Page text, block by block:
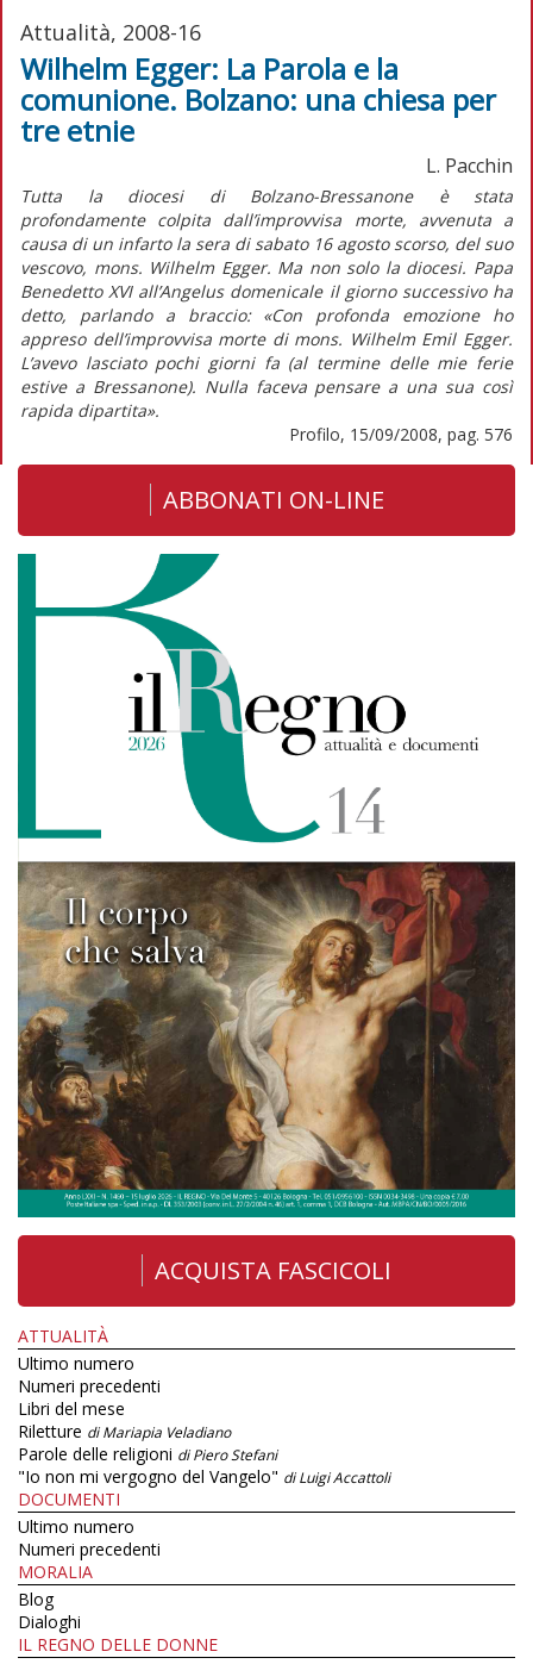
Attualità, 2008-16
Wilhelm Egger: La Parola e la
comunione. Bolzano: una chiesa per
tre etnie
L. Pacchin
Tutta la diocesi di Bolzano-Bressanone è stata
profondamente colpita dall’improvvisa morte, avvenuta a
causa di un infarto la sera di sabato 16 agosto scorso, del suo
vescovo, mons. Wilhelm Egger. Ma non solo la diocesi. Papa
Benedetto XVI all’Angelus domenicale il giorno successivo ha
detto, parlando a braccio: «Con profonda emozione ho
appreso dell’improvvisa morte di mons. Wilhelm Emil Egger.
L’avevo lasciato pochi giorni fa (al termine delle mie ferie
estive a Bressanone). Nulla faceva pensare a una sua così
rapida dipartita».
Profilo, 15/09/2008, pag. 576
ABBONATI ON-LINE
ACQUISTA FASCICOLI
ATTUALITÀ
Ultimo numero
Numeri precedenti
Libri del mese
Riletture di Mariapia Veladiano
Parole delle religioni di Piero Stefani
"Io non mi vergogno del Vangelo" di Luigi Accattoli
DOCUMENTI
Ultimo numero
Numeri precedenti
MORALIA
Blog
Dialoghi
IL REGNO DELLE DONNE